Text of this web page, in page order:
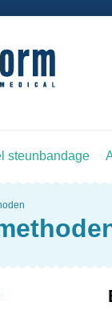
steunbandage